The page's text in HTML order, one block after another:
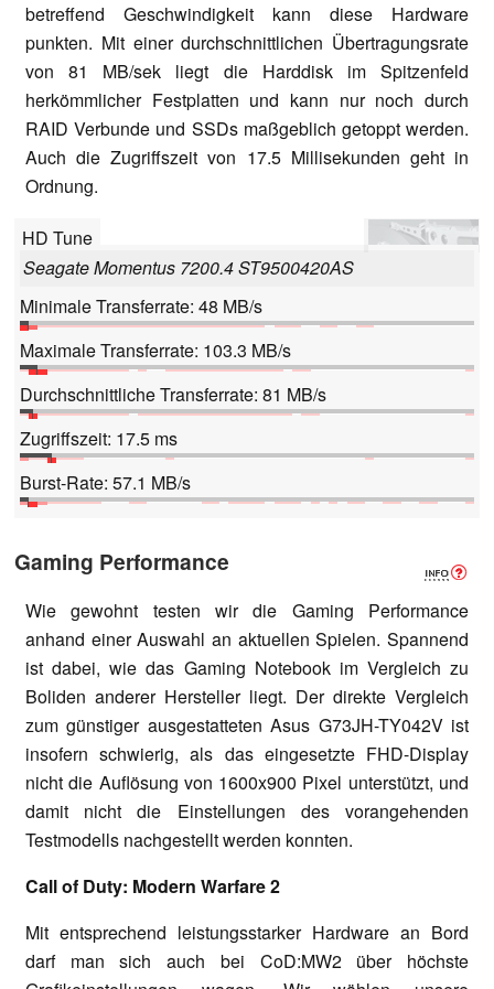
betreffend Geschwindigkeit kann diese Hardware
punkten. Mit einer durchschnittlichen Übertragungsrate
von 81 MB/sek liegt die Harddisk im Spitzenfeld
herkömmlicher Festplatten und kann nur noch durch
RAID Verbunde und SSDs maßgeblich getoppt werden.
Auch die Zugriffszeit von 17.5 Millisekunden geht in
Ordnung.
HD Tune
Seagate Momentus 7200.4 ST9500420AS
Minimale Transferrate: 48 MB/s
Maximale Transferrate: 103.3 MB/s
Durchschnittliche Transferrate: 81 MB/s
Zugriffszeit: 17.5 ms
Burst-Rate: 57.1 MB/s
Gaming Performance
Wie gewohnt testen wir die Gaming Performance
anhand einer Auswahl an aktuellen Spielen. Spannend
ist dabei, wie das Gaming Notebook im Vergleich zu
Boliden anderer Hersteller liegt. Der direkte Vergleich
zum günstiger ausgestatteten Asus G73JH-TY042V ist
insofern schwierig, als das eingesetzte FHD-Display
nicht die Auflösung von 1600x900 Pixel unterstützt, und
damit nicht die Einstellungen des vorangehenden
Testmodells nachgestellt werden konnten.
Call of Duty: Modern Warfare 2
Mit entsprechend leistungsstarker Hardware an Bord
darf man sich auch bei CoD:MW2 über höchste